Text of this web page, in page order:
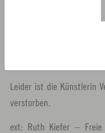
Leider ist die Künstlerin
verstorben.
ext: Ruth Kiefer – Freie